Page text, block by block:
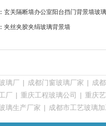
玄关隔断墙办公室阳台挡门背景墙玻璃
夹丝夹胶夹绢玻璃背景墙
璃厂 | 成都门窗玻璃厂家 | 成
厂 | 重庆工程玻璃公司 | 重庆
璃生产厂家 | 成都市工艺玻璃